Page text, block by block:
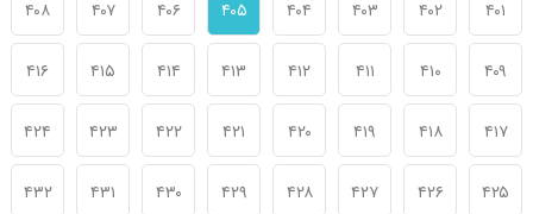
۴۰۱ ۴۰۲ ۴۰۳ ۴۰۴ ۴۰۵ ۴۰۶ ۴۰۷ ۴۰۸
۴۰۹ ۴۱۰ ۴۱۱ ۴۱۲ ۴۱۳ ۴۱۴ ۴۱۵ ۴۱۶
۴۱۷ ۴۱۸ ۴۱۹ ۴۲۰ ۴۲۱ ۴۲۲ ۴۲۳ ۴۲۴
۴۲۵ ۴۲۶ ۴۲۷ ۴۲۸ ۴۲۹ ۴۳۰ ۴۳۱ ۴۳۲